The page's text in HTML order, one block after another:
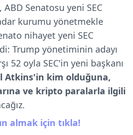
ABD Senatosu yeni SEC
kurumu yönetmekle
nihayet yeni SEC
Trump yönetiminin adayı
52 oyla SEC'in yeni başkanı
Atkins'in kim olduğuna,
ve kripto paralarla ilgili
almak için tıkla!